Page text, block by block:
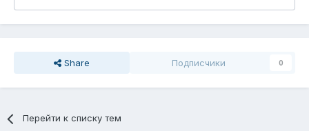
Share Подписчики 0
Перейти к списку тем